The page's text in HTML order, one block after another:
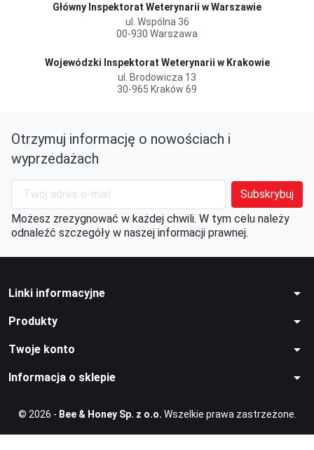
Główny Inspektorat Weterynarii w Warszawie
ul. Wspólna 36
00-930 Warszawa
Wojewódzki Inspektorat Weterynarii w Krakowie
ul. Brodowicza 13
30-965 Kraków 69
Otrzymuj informację o nowościach i
wyprzedażach
Możesz zrezygnować w każdej chwili. W tym celu należy
odnaleźć szczegóły w naszej informacji prawnej.
Linki informacyjne arrow_drop_down
Produkty arrow_drop_down
Twoje konto arrow_drop_down
Informacja o sklepie arrow_drop_down
© 2026 - Bee & Honey Sp. z o.o. Wszelkie prawa zastrzeżone.